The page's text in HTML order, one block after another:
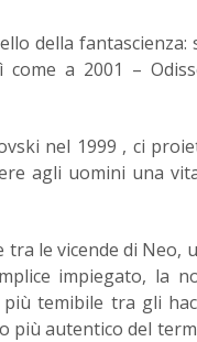
della
a 2001 –
nel 1999 , ci
agli uomini una
le vicende di
impiegato, la
temibile tra gli
più autentico del